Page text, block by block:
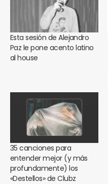
Esta sesión de Alejandro
Paz le pone acento latino
al house
35 canciones para
entender mejor (y más
profundamente) los
«Destellos» de Clubz